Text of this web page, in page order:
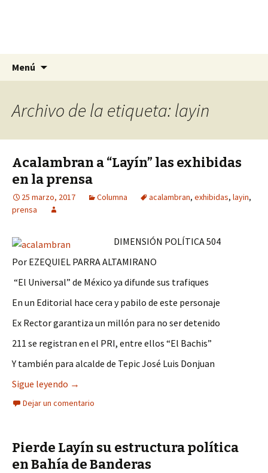
La Yunta de Tepic
La nueva opción en información
Menú
Archivo de la etiqueta: layin
Acalambran a “Layín” las exhibidas
en la prensa
25 marzo, 2017 Columna acalambran, exhibidas, layin,
prensa
DIMENSIÓN POLÍTICA 504
Por EZEQUIEL PARRA ALTAMIRANO
“El Universal” de México ya difunde sus trafiques
En un Editorial hace cera y pabilo de este personaje
Ex Rector garantiza un millón para no ser detenido
211 se registran en el PRI, entre ellos “El Bachis”
Y también para alcalde de Tepic José Luis Donjuan
Sigue leyendo Acalambran a “Layín” las exhibidas en la prensa
→
Dejar un comentario
Pierde Layín su estructura política
en Bahía de Banderas